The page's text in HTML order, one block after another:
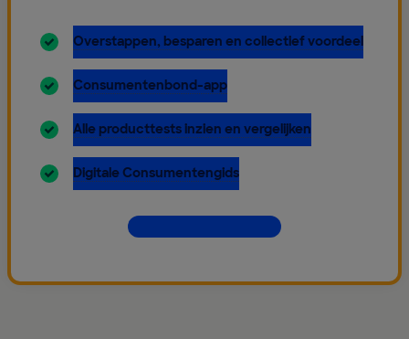
inbegrepen:
Overstappen, besparen en collectief voordeel
inbegrepen:
Consumentenbond-app
inbegrepen:
Alle producttests inzien en vergelijken
inbegrepen:
Digitale Consumentengids
Dit krijg je allemaal